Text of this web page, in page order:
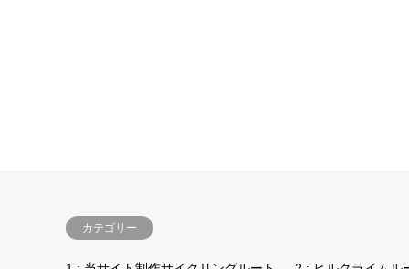
カテゴリー